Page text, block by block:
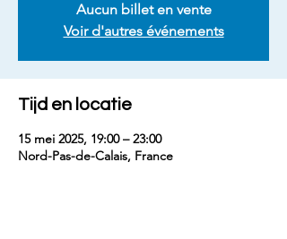
Aucun billet en vente
Voir d'autres événements
Tijd en locatie
15 mei 2025, 19:00 – 23:00
Nord-Pas-de-Calais, France